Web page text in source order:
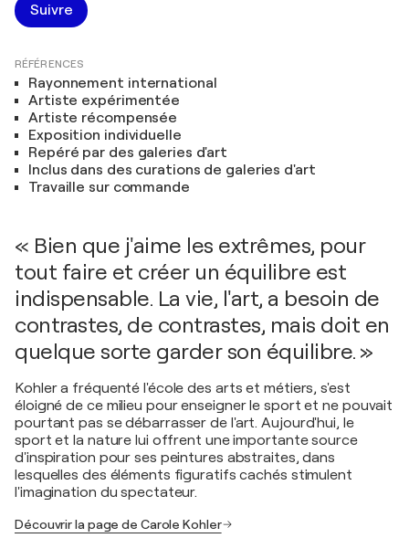
Suivre
RÉFÉRENCES
Rayonnement international
Artiste expérimentée
Artiste récompensée
Exposition individuelle
Repéré par des galeries d'art
Inclus dans des curations de galeries d'art
Travaille sur commande
« Bien que j'aime les extrêmes, pour
tout faire et créer un équilibre est
indispensable. La vie, l'art, a besoin de
contrastes, de contrastes, mais doit en
quelque sorte garder son équilibre. »
Kohler a fréquenté l'école des arts et métiers, s'est
éloigné de ce milieu pour enseigner le sport et ne pouvait
pourtant pas se débarrasser de l'art. Aujourd'hui, le
sport et la nature lui offrent une importante source
d'inspiration pour ses peintures abstraites, dans
lesquelles des éléments figuratifs cachés stimulent
l'imagination du spectateur.
Découvrir la page de Carole Kohler